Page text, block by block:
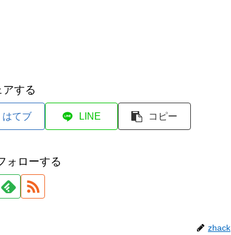
アする
はてブ LINE コピー
ォローする
zhack